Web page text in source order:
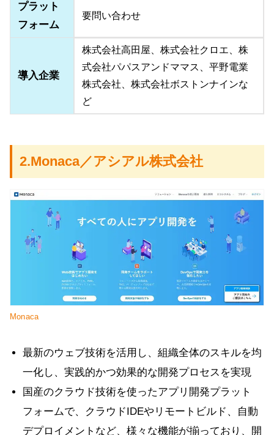
プラット
フォーム
要問い合わせ
導入企業
株式会社高田屋、株式会社クロエ、株
式会社パパスアンドママス、平野電業
株式会社、株式会社ボストンナインな
ど
2.Monaca／アシアル株式会社
Monaca
最新のウェブ技術を活用し、組織全体のスキルを均
一化し、実践的かつ効果的な開発プロセスを実現
国産のクラウド技術を使ったアプリ開発プラット
フォームで、クラウドIDEやリモートビルド、自動
デプロイメントなど、様々な機能が揃っており、開